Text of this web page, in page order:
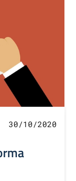
30/10/2020